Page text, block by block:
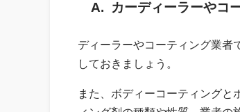
A. カーディーラーやコ
ディーラーやコーティング業者
しておきましょう。
また、ボディーコーティングと